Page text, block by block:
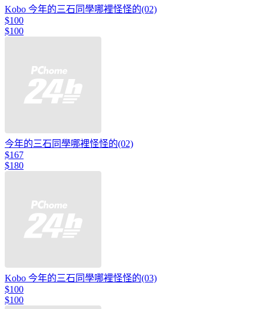
Kobo 今年的三石同學哪裡怪怪的(02)
$100
$100
今年的三石同學哪裡怪怪的(02)
$167
$180
Kobo 今年的三石同學哪裡怪怪的(03)
$100
$100